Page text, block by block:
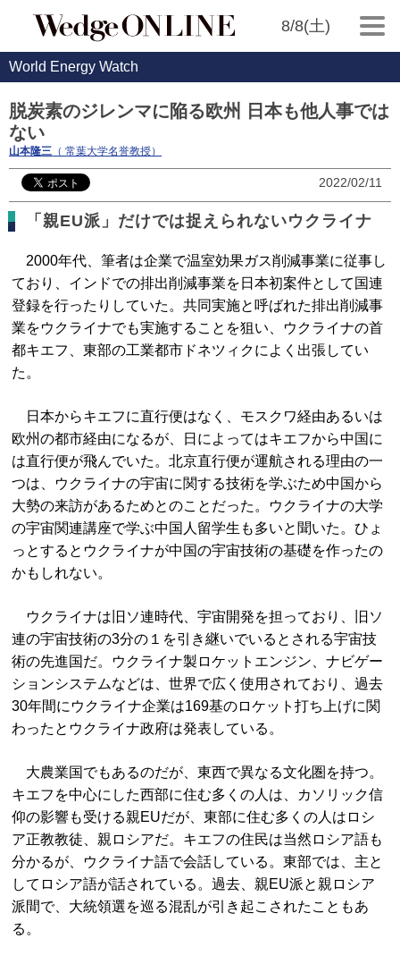
8/8(土)
World Energy Watch
脱炭素のジレンマに陥る欧州 日本も他人事では
ない
山本隆三 （ 常葉大学名誉教授）
2022/02/11
「親EU派」だけでは捉えられないウクライナ
2000年代、筆者は企業で温室効果ガス削減事業に従事し
ており、インドでの排出削減事業を日本初案件として国連
登録を行ったりしていた。共同実施と呼ばれた排出削減事
業をウクライナでも実施することを狙い、ウクライナの首
都キエフ、東部の工業都市ドネツィクによく出張してい
た。
日本からキエフに直行便はなく、モスクワ経由あるいは
欧州の都市経由になるが、日によってはキエフから中国に
は直行便が飛んでいた。北京直行便が運航される理由の一
つは、ウクライナの宇宙に関する技術を学ぶため中国から
大勢の来訪があるためとのことだった。ウクライナの大学
の宇宙関連講座で学ぶ中国人留学生も多いと聞いた。ひょ
っとするとウクライナが中国の宇宙技術の基礎を作ったの
かもしれない。
ウクライナは旧ソ連時代、宇宙開発を担っており、旧ソ
連の宇宙技術の3分の１を引き継いでいるとされる宇宙技
術の先進国だ。ウクライナ製ロケットエンジン、ナビゲー
ションシステムなどは、世界で広く使用されており、過去
30年間にウクライナ企業は169基のロケット打ち上げに関
わったとウクライナ政府は発表している。
大農業国でもあるのだが、東西で異なる文化圏を持つ。
キエフを中心にした西部に住む多くの人は、カソリック信
仰の影響も受ける親EUだが、東部に住む多くの人はロシ
ア正教教徒、親ロシアだ。キエフの住民は当然ロシア語も
分かるが、ウクライナ語で会話している。東部では、主と
してロシア語が話されている。過去、親EU派と親ロシア
派間で、大統領選を巡る混乱が引き起こされたこともあ
る。